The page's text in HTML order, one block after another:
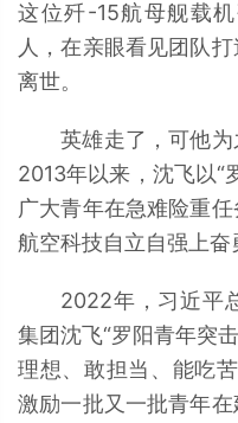
这位歼-15航母舰载
人，在亲眼看见团队
离世。
英雄走了，可他为
2013年以来，沈飞以“
广大青年在急难险重
航空科技自立自强上奋
2022年，习近平总
集团沈飞“罗阳青年突
理想、敢担当、能吃
激励一批又一批青年